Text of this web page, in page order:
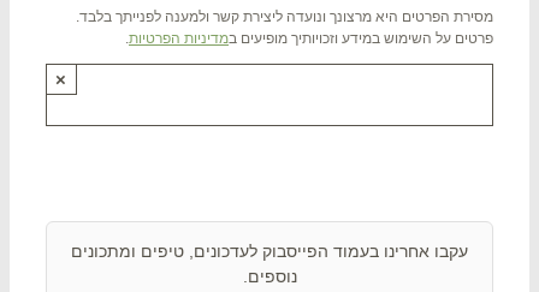
הפרטים היא מרצונך ונועדה ליצירת קשר ולמענה לפנייתך בלבד.
על השימוש במידע וזכויותיך מופיעים ב מדיניות הפרטיות.
עקבו אחרינו בעמוד הפייסבוק לעדכונים, טיפים ומתכונים